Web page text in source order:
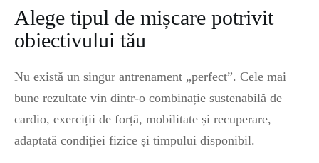
Alege tipul de mișcare potrivit
obiectivului tău
Nu există un singur antrenament „perfect”. Cele mai
bune rezultate vin dintr-o combinație sustenabilă de
cardio, exerciții de forță, mobilitate și recuperare,
adaptată condiției fizice și timpului disponibil.